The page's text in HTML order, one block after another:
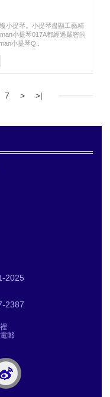
小提琴。小提琴盡顯工藝精
小提琴017A都經過嚴密的
小提琴Q..
7 > >|
2025
2387
郵